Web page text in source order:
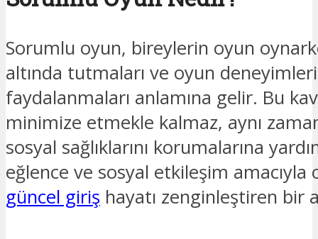
Sorumlu oyun, bireylerin oyun
altında tutmaları ve oyun
faydalanmaları anlamına gelir. Bu
minimize etmekle kalmaz, aynı
sosyal sağlıklarını korumalarına
eğlence ve sosyal etkileşim amacıyla
güncel giriş hayatı zenginleştiren bir